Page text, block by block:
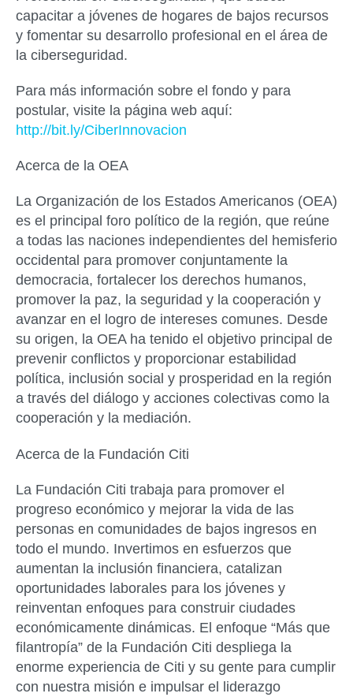
capacitar a jóvenes de hogares de bajos recursos
y fomentar su desarrollo profesional en el área de
la ciberseguridad.
Para más información sobre el fondo y para
postular, visite la página web aquí:
http://bit.ly/CiberInnovacion
Acerca de la OEA
La Organización de los Estados Americanos (OEA)
es el principal foro político de la región, que reúne
a todas las naciones independientes del hemisferio
occidental para promover conjuntamente la
democracia, fortalecer los derechos humanos,
promover la paz, la seguridad y la cooperación y
avanzar en el logro de intereses comunes. Desde
su origen, la OEA ha tenido el objetivo principal de
prevenir conflictos y proporcionar estabilidad
política, inclusión social y prosperidad en la región
a través del diálogo y acciones colectivas como la
cooperación y la mediación.
Acerca de la Fundación Citi
La Fundación Citi trabaja para promover el
progreso económico y mejorar la vida de las
personas en comunidades de bajos ingresos en
todo el mundo. Invertimos en esfuerzos que
aumentan la inclusión financiera, catalizan
oportunidades laborales para los jóvenes y
reinventan enfoques para construir ciudades
económicamente dinámicas. El enfoque “Más que
filantropía” de la Fundación Citi despliega la
enorme experiencia de Citi y su gente para cumplir
con nuestra misión e impulsar el liderazgo